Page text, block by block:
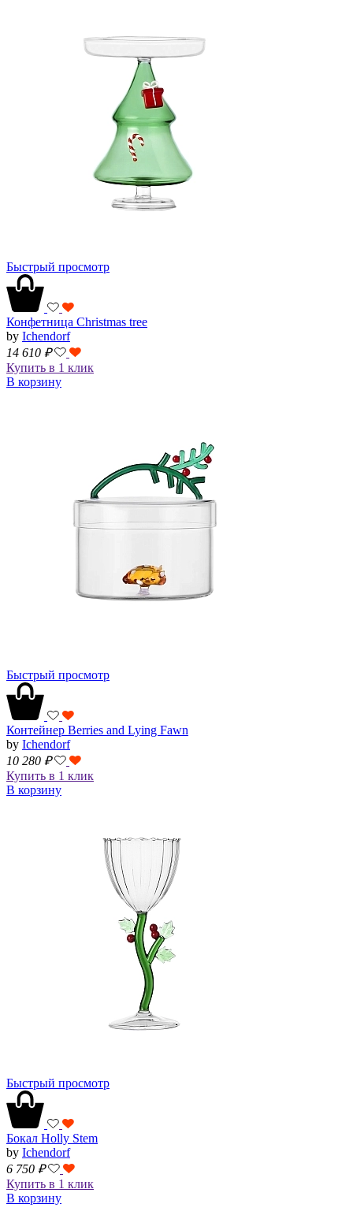
Быстрый просмотр
Конфетница Christmas tree
by Ichendorf
14 610 ₽
Купить в 1 клик
В корзину
Быстрый просмотр
Контейнер Berries and Lying Fawn
by Ichendorf
10 280 ₽
Купить в 1 клик
В корзину
Быстрый просмотр
Бокал Holly Stem
by Ichendorf
6 750 ₽
Купить в 1 клик
В корзину